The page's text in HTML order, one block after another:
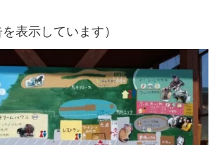
表示しています）